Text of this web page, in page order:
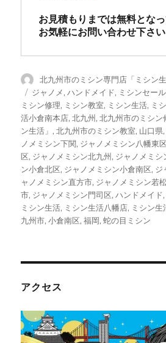
お見積もりまでは無料とな
お気軽にお問い合わせ下さ
投
稿
者
北九州市のミシン専門店「ミシン生
カ
テ
ゴ
リ
ー
ジャノメ,ハンドメイド, ミシンセール
ミシン修理, ミシン教室, ミシン生活, ミ
活小倉南本店,北九州 ,北九州市のミシン
ン生活」 ,北九州市のミシン教室, 山口県
ノメミシン下関, ジャノメミシン八幡東区
区, ジャノメミシン北九州 , ジャノメミシ
ン小倉北区, ジャノメミシン小倉南区, ジ
ャノメミシン直方市, ジャノメミシン若
市, ジャノメミシン門司区,ハンドメイド,
ミシン生活, ミシン生活八幡店, ミシン
九州市,小倉南区,福岡,蛇の目ミシン
アクセス